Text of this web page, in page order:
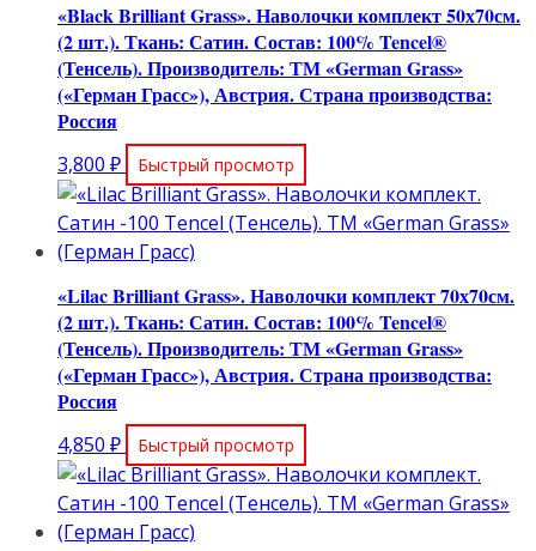
«Black Brilliant Grass». Наволочки комплект 50х70см.
(2 шт.). Ткань: Сатин. Состав: 100% Tencel®
(Тенсель). Производитель: ТМ «German Grass»
(«Герман Грасс»), Австрия. Страна производства:
Россия
3,800 ₽ Быстрый просмотр
«Lilac Brilliant Grass». Наволочки комплект 70х70см.
(2 шт.). Ткань: Сатин. Состав: 100% Tencel®
(Тенсель). Производитель: ТМ «German Grass»
(«Герман Грасс»), Австрия. Страна производства:
Россия
4,850 ₽ Быстрый просмотр